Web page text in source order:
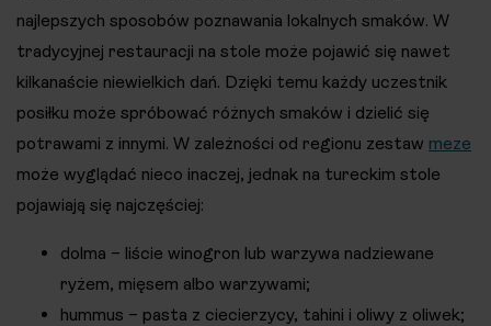
najlepszych sposobów poznawania lokalnych smaków. W
tradycyjnej restauracji na stole może pojawić się nawet
kilkanaście niewielkich dań. Dzięki temu każdy uczestnik
posiłku może spróbować różnych smaków i dzielić się
potrawami z innymi. W zależności od regionu zestaw meze
może wyglądać nieco inaczej, jednak na tureckim stole
pojawiają się najczęściej:
dolma – liście winogron lub warzywa nadziewane
ryżem, mięsem albo warzywami;
hummus – pasta z ciecierzycy, tahini i oliwy z oliwek;